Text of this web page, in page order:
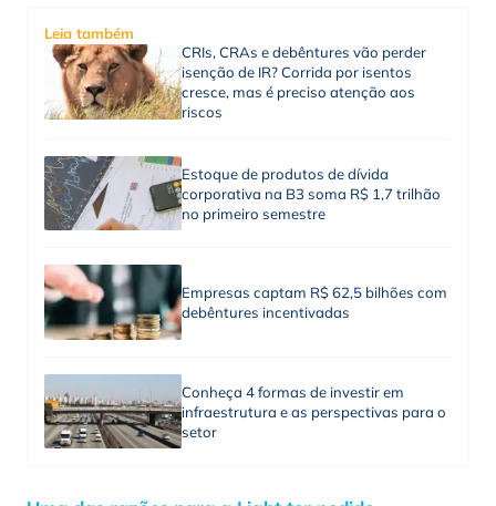
Leia também
CRIs, CRAs e debêntures vão perder
isenção de IR? Corrida por isentos
cresce, mas é preciso atenção aos
riscos
Estoque de produtos de dívida
corporativa na B3 soma R$ 1,7 trilhão
no primeiro semestre
Empresas captam R$ 62,5 bilhões com
debêntures incentivadas
Conheça 4 formas de investir em
infraestrutura e as perspectivas para o
setor